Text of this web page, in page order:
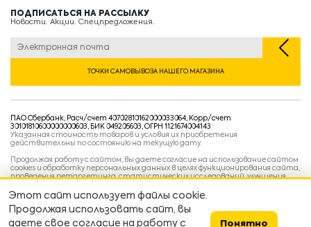
ПОДПИСАТЬСЯ НА РАССЫЛКУ
Новости. Акции. Спецпредложения.
ТОЧКИ САМОВЫВОЗА НАШЕГО МАГАЗИНА
ПАО Сбербанк, Расч/счет 40702810162000033064, Корр/счет
30101810600000000603, БИК 049205603, ОГРН 1121674004143
Указанная стоимость товаров и условия их приобретения
действительны по состоянию на текущую дату.
Продолжая работу с сайтом, вы даете согласие на использование сайтом
cookies и обработку персональных данных в целях функционирования сайта,
проведения ретаргетинга, статистических исследований, улучшения
ваших предпочтений и интересов.
Политика конфиденциальности
Условия пользовательского соглашения
Условия продажи
Этот сайт использует файлы cookie.
Продолжая использовать сайт, вы
даете свое согласие на работу с
Понятно